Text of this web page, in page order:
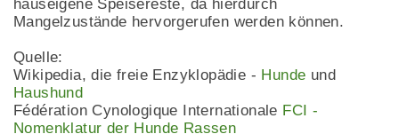
hauseigene Speisereste, da hierdurch
Mangelzustände hervorgerufen werden können.
Quelle:
Wikipedia, die freie Enzyklopädie - Hunde und
Haushund
Fédération Cynologique Internationale FCI -
Nomenklatur der Hunde Rassen